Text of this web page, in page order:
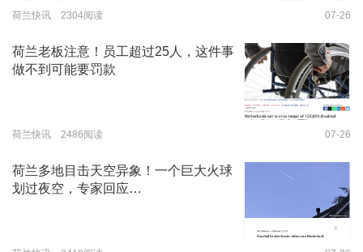
荷兰快讯 2304阅读 07-26
荷兰老板注意！员工超过25人，这件事
做不到可能要罚款
荷兰快讯 2486阅读 07-26
荷兰多地目击天空异象！一个巨大火球
划过夜空，专家回应…